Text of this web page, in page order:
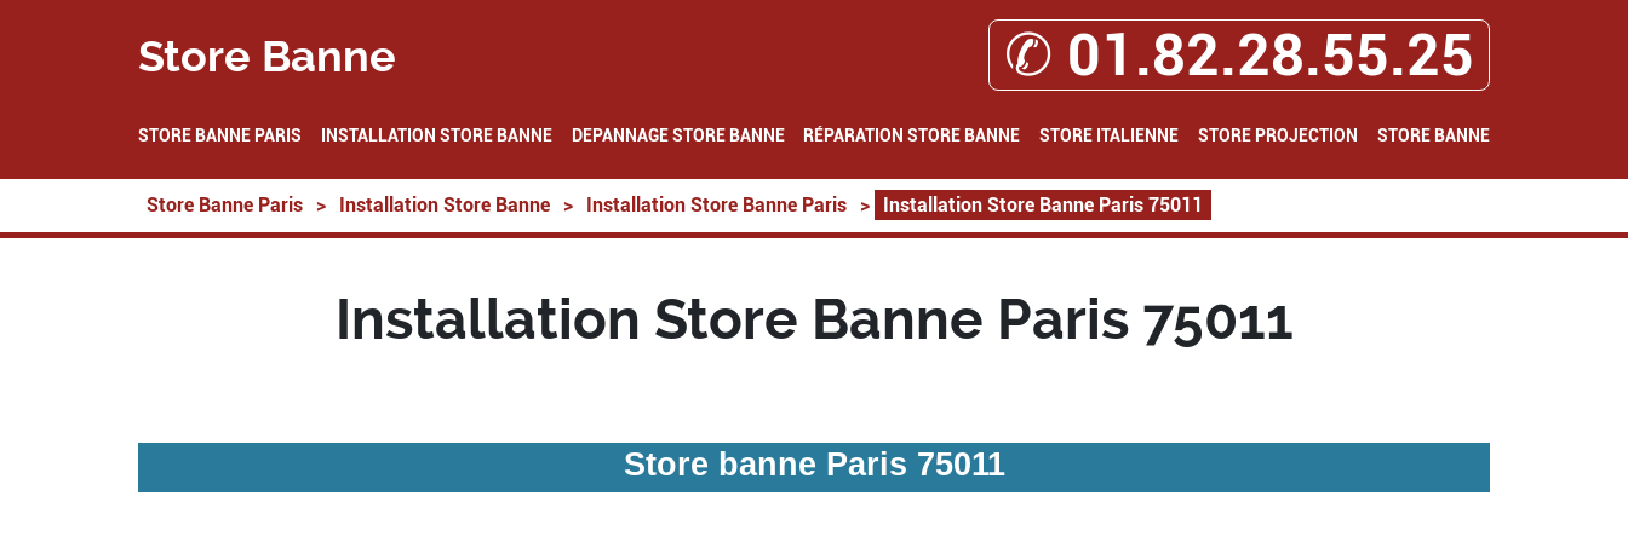
Store Banne ✆ 01.82.28.55.25
STORE BANNE PARIS INSTALLATION STORE BANNE DEPANNAGE STORE BANNE RÉPARATION STORE BANNE STORE ITALIENNE STORE PROJECTION STORE BANNE
Store Banne Paris > Installation Store Banne > Installation Store Banne Paris > Installation Store Banne Paris 75011
Installation Store Banne Paris 75011
Store banne Paris 75011